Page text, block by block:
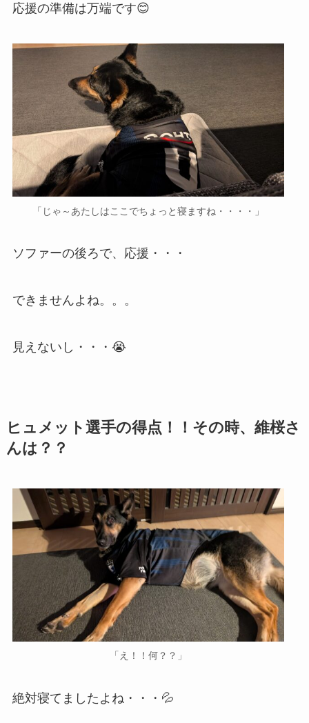
応援の準備は万端です😊
「じゃ～あたしはここでちょっと寝ますね・・・・」
ソファーの後ろで、応援・・・
できませんよね。。。
見えないし・・・😭
ヒュメット選手の得点！！その時、維桜さ
んは？？
「え！！何？？」
絶対寝てましたよね・・・💦